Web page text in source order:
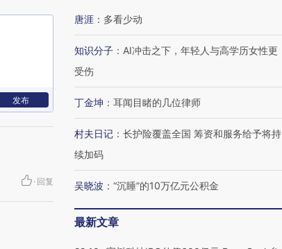
发布
· 回复
唐涯 ： 多看少动
知识分子 ： AI冲击之下，年轻人与高学历女性更
受伤
丁金坤 ： 耳闻目睹的几位律师
村夫日记 ： 长护险覆盖全国 筹资和服务给予将持
续加码
吴晓波 ： “沉睡”的10万亿元公积金
最新文章